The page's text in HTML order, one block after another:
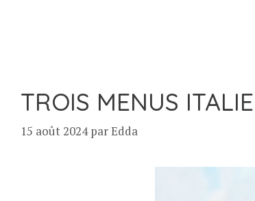
TROIS MENUS
15 août 2024 parEdda